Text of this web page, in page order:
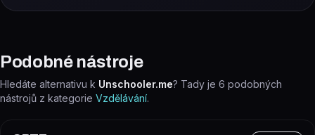
Podobné nástroje
Hledáte alternativu k Unschooler.me? Tady je 6 podobných
nástrojů z kategorie Vzdělávání.